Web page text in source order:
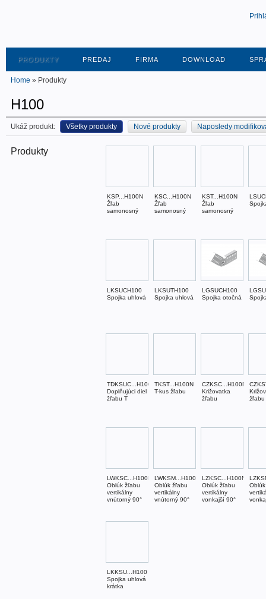
PRODUKTY PREDAJ FIRMA DOWNLOAD
Home » Produkty
H100
Ukáž produkt: Všetky produkty Nové produkty Naposledy
Produkty
KSP...H100N
Žľab
samonosný
KSC...H100N
Žľab
samonosný
KST...H100N
Žľab
samonosný
LKSUCH100
Spojka uhlová
LKSUTH100
Spojka uhlová
LGSUCH100
Spojka otočná
TDKSUC...H100N
Doplňujúci diel
žľabu T
TKST...H100N
T-kus žľabu
CZKSC...H100N
Križovatka
žľabu
žľabu
LWKSC...H100N
Oblúk žľabu
vertikálny
vnútorný 90°
LWKSM...H100N
Oblúk žľabu
vertikálny
vnútorný 90°
LZKSC...H100N
Oblúk žľabu
vertikálny
vonkajší 90°
LKKSU...H100
Spojka uhlová
krátka